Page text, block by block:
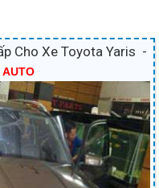
Cho Xe Toyota Yaris -
AUTO